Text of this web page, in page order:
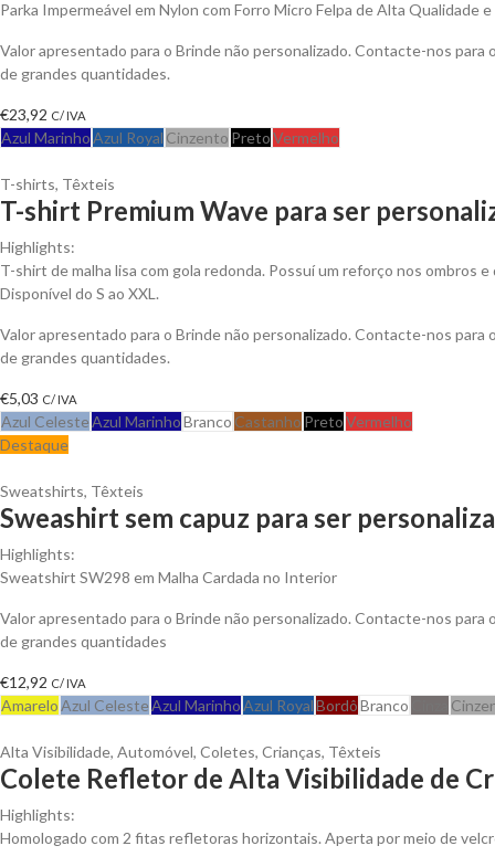
Parka Impermeável em Nylon com Forro Micro Felpa de Alta Qualidade
Valor apresentado para o Brinde não personalizado. Contacte-nos
de grandes quantidades.
€23,92 C/ IVA
Azul MarinhoAzul Royal Cinzento PretoVermelho
T-shirts, Têxteis
T-shirt Premium Wave para ser
Highlights:
T-shirt de malha lisa com gola redonda. Possuí um reforço nos ombros
Disponível do S ao XXL.
Valor apresentado para o Brinde não personalizado. Contacte-nos
de grandes quantidades.
€5,03 C/ IVA
Azul CelesteAzul MarinhoBranco Castanho PretoVermelho
Destaque
Sweatshirts, Têxteis
Sweashirt sem capuz para ser
Highlights:
Sweatshirt SW298 em Malha Cardada no Interior
Valor apresentado para o Brinde não personalizado. Contacte-nos
de grandes quantidades
€12,92 C/ IVA
AmareloAzul CelesteAzul MarinhoAzul RoyalBordôBranco
Alta Visibilidade, Automóvel, Coletes, Crianças, Têxteis
Colete Refletor de Alta Visibilidade de
Highlights:
Homologado com 2 fitas refletoras horizontais. Aperta por meio de